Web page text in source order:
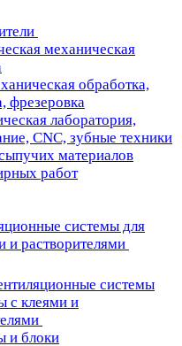
механическая
обработка,
фрезеровка
лаборатория,
CNC, зубные техники
материалов
работ
системы для
и растворителями
системы
с клеями и
и блоки